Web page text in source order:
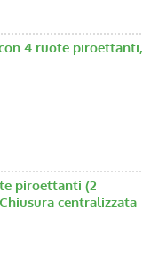
4 ruote piroettanti,
piroettanti (2
centralizzata